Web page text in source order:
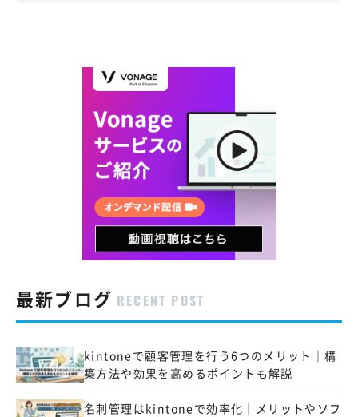
最新ブログ RECENT POST
kintoneで顧客管理を行う6つのメリット｜構
築方法や効果を高めるポイントも解説
名刺管理はkintoneで効率化｜メリットやソフ